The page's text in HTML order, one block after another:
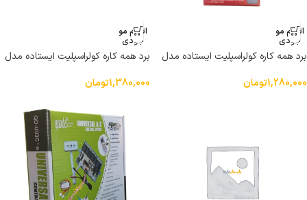
اتمام مو
جودی
برد همه کاره کولراسپلیت ایستاده مدل
1,280,000تومان
اتمام مو
جودی
برد همه کاره کولراسپلیت ایستاده مدل
1,380,000تومان